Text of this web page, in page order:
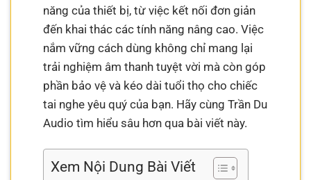
năng của thiết bị, từ việc kết nối đơn giản
đến khai thác các tính năng nâng cao. Việc
nắm vững cách dùng không chỉ mang lại
trải nghiệm âm thanh tuyệt vời mà còn góp
phần bảo vệ và kéo dài tuổi thọ cho chiếc
tai nghe yêu quý của bạn. Hãy cùng Trần Du
Audio tìm hiểu sâu hơn qua bài viết này.
Xem Nội Dung Bài Viết